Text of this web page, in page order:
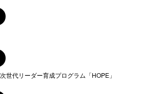
次世代リーダー育成プログラム「HOPE」